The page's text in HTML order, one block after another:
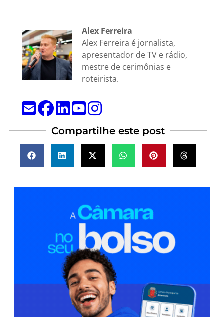
Alex Ferreira
Alex Ferreira é jornalista,
apresentador de TV e rádio,
mestre de cerimônias e
roteirista.
Compartilhe este post